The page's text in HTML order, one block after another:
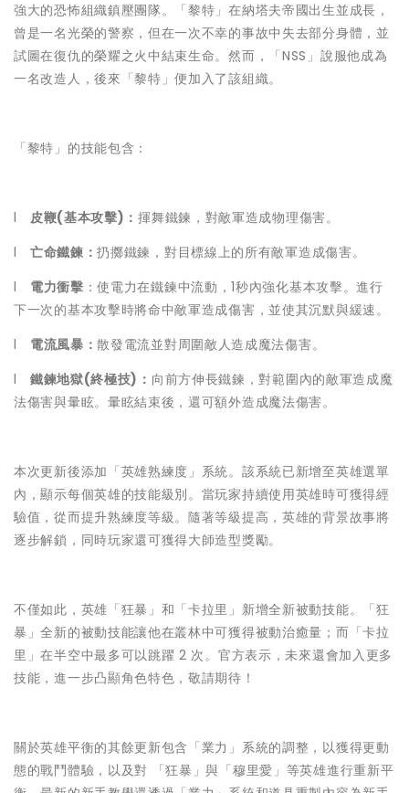
強大的恐怖組織鎮壓團隊。「黎特」在納塔夫帝國出生並成長，
曾是一名光榮的警察，但在一次不幸的事故中失去部分身體，並
試圖在復仇的榮耀之火中結束生命。然而，「NSS」說服他成為
一名改造人，後來「黎特」便加入了該組織。
「黎特」的技能包含：
l 皮鞭(基本攻擊) ：揮舞鐵鍊，對敵軍造成物理傷害。
l 亡命鐵鍊：扔擲鐵鍊，對目標線上的所有敵軍造成傷害。
l 電力衝擊 ：使電力在鐵鍊中流動，1秒內強化基本攻擊。進行
下一次的基本攻擊時將命中敵軍造成傷害，並使其沉默與緩速。
l 電流風暴：散發電流並對周圍敵人造成魔法傷害。
l 鐵鍊地獄(終極技) ： 向前方伸長鐵鍊，對範圍內的敵軍造成魔
法傷害與暈眩。暈眩結束後，還可額外造成魔法傷害。
本次更新後添加「英雄熟練度」系統。該系統已新增至英雄選單
內，顯示每個英雄的技能級別。當玩家持續使用英雄時可獲得經
驗值，從而提升熟練度等級。隨著等級提高，英雄的背景故事將
逐步解鎖，同時玩家還可獲得大師造型獎勵。
不僅如此，英雄「狂暴」和「卡拉里」新增全新被動技能。「狂
暴」全新的被動技能讓他在叢林中可獲得被動治癒量；而「卡拉
里」在半空中最多可以跳躍 2 次。官方表示，未來還會加入更多
技能，進一步凸顯角色特色，敬請期待！
關於英雄平衡的其餘更新包含「業力」系統的調整，以獲得更動
態的戰鬥體驗，以及對 「狂暴」與「穆里愛」等英雄進行重新平